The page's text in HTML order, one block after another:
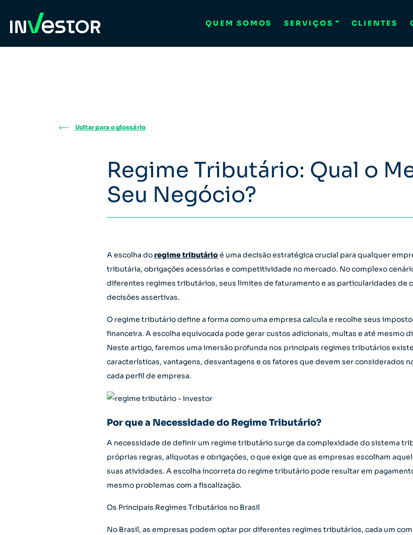
QUEM SOMOS SERVIÇOS CLIENTES
Voltar para o glossário
Regime Tributário: Qual o
Seu Negócio?
A escolha do regime tributário é uma decisão estratégica crucial para qualquer
tributária, obrigações acessórias e competitividade no mercado. No complexo
diferentes regimes tributários, seus limites de faturamento e as particularidades de
decisões assertivas.
O regime tributário define a forma como uma empresa calcula e recolhe seus
financeira. A escolha equivocada pode gerar custos adicionais, multas e até mesmo
Neste artigo, faremos uma imersão profunda nos principais regimes tributários
características, vantagens, desvantagens e os fatores que devem ser considerados
cada perfil de empresa.
Por que a Necessidade do Regime Tributário?
A necessidade de definir um regime tributário surge da complexidade do sistema
próprias regras, alíquotas e obrigações, o que exige que as empresas escolham
suas atividades. A escolha incorreta do regime tributário pode resultar em
mesmo problemas com a fiscalização.
Os Principais Regimes Tributários no Brasil
No Brasil, as empresas podem optar por diferentes regimes tributários, cada um